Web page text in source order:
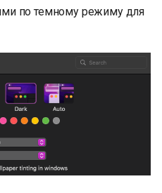
по темному режиму для